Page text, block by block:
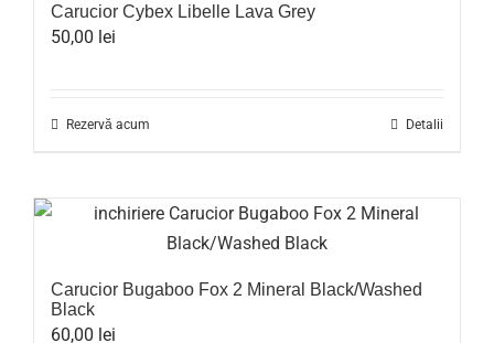
Carucior Cybex Libelle Lava Grey
50,00 lei
Rezervă acum Detalii
Carucior Bugaboo Fox 2 Mineral Black/Washed
Black
60,00 lei